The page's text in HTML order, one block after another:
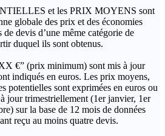
et les PRIX MOYENS sont
globale des prix et des économies
devis d’une même catégorie de
duquel ils sont obtenus.
€” (prix minimum) sont mis à jour
indiqués en euros. Les prix moyens,
potentielles sont exprimées en euros ou
jour trimestriellement (1er janvier, 1er
sur la base de 12 mois de données
reçu au moins quatre devis.